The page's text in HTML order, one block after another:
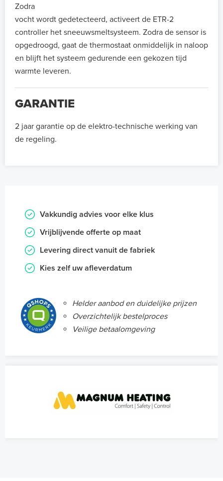
Zodra
vocht wordt gedetecteerd, activeert de ETR-2
controller het sneeuwsmeltsysteem. Zodra de sensor is
opgedroogd, gaat de thermostaat onmiddelijk in naloop
en blijft het systeem gedurende een gekozen tijd
warmte leveren.
GARANTIE
2 jaar garantie op de elektro-technische werking van
de regeling.
Vakkundig advies voor elke klus
Vrijblijvende offerte op maat
Levering direct vanuit de fabriek
Kies zelf uw afleverdatum
Helder aanbod en duidelijke prijzen
Overzichtelijk bestelproces
Veilige betaalomgeving